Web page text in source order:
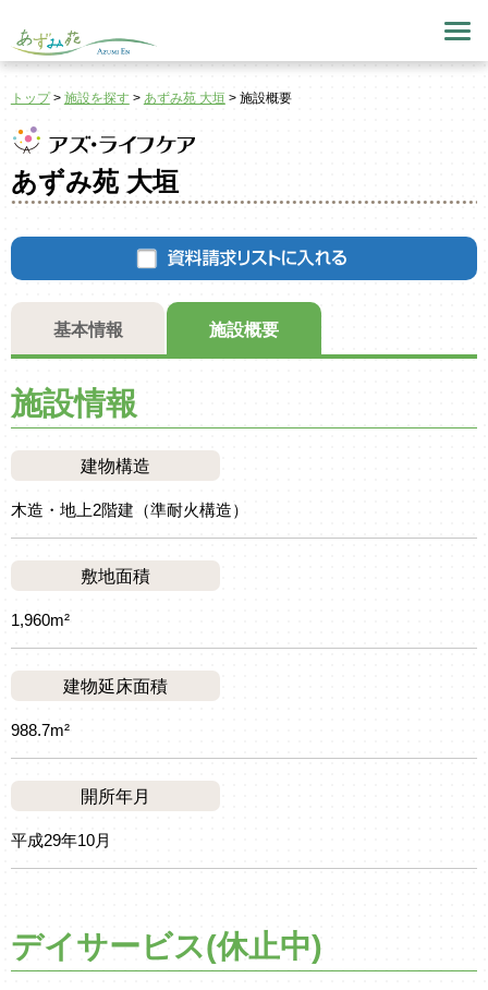
トップ> 施設を探す > あずみ苑 大垣 > 施設概要
あずみ苑 大垣
基本情報 施設概要
施設情報
建物構造
木造・地上2階建（準耐火構造）
敷地面積
1,960m²
建物延床面積
988.7m²
開所年月
平成29年10月
デイサービス(休止中)